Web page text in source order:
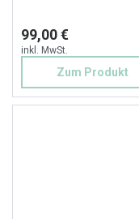
99,00 €
inkl. MwSt.
Zum Produkt